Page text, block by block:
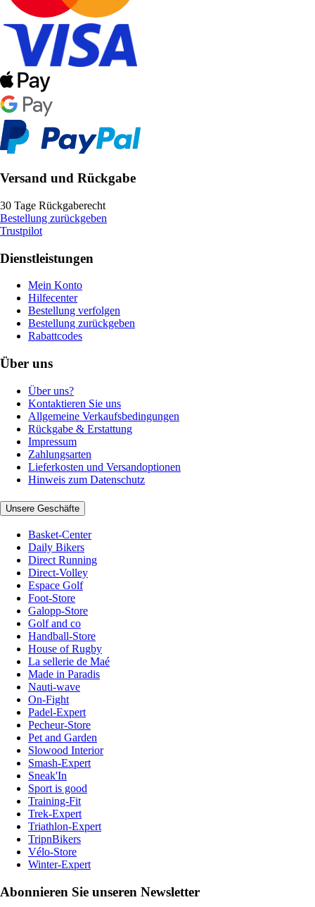
Versand und Rückgabe
30 Tage Rückgaberecht
Bestellung zurückgeben
Trustpilot
Dienstleistungen
Mein Konto
Hilfecenter
Bestellung verfolgen
Bestellung zurückgeben
Rabattcodes
Über uns
Über uns?
Kontaktieren Sie uns
Allgemeine Verkaufsbedingungen
Rückgabe & Erstattung
Impressum
Zahlungsarten
Lieferkosten und Versandoptionen
Hinweis zum Datenschutz
Unsere Geschäfte
Basket-Center
Daily Bikers
Direct Running
Direct-Volley
Espace Golf
Foot-Store
Galopp-Store
Golf and co
Handball-Store
House of Rugby
La sellerie de Maé
Made in Paradis
Nauti-wave
On-Fight
Padel-Expert
Pecheur-Store
Pet and Garden
Slowood Interior
Smash-Expert
Sneak'In
Sport is good
Training-Fit
Trek-Expert
Triathlon-Expert
TripnBikers
Vélo-Store
Winter-Expert
Abonnieren Sie unseren Newsletter